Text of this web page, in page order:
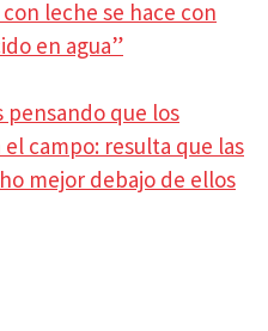
leche se hace con
en agua”
pensando que los
campo: resulta que las
mejor debajo de ellos